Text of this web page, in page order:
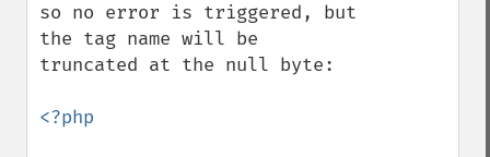
so no error is triggered, but
the tag name will be
truncated at the null byte:
<?php